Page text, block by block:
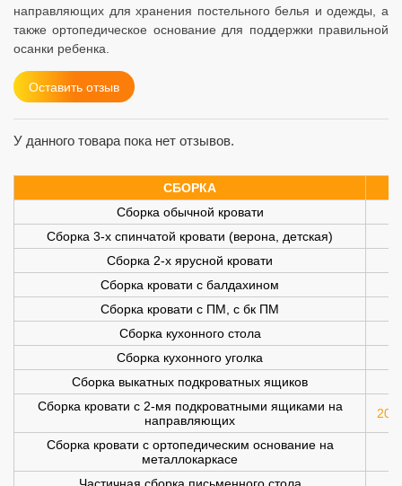
направляющих для хранения постельного белья и одежды, а
также ортопедическое основание для поддержки правильной
осанки ребенка.
Оставить отзыв
У данного товара пока нет отзывов.
СБОРКА
Сборка обычной кровати
Сборка 3-х спинчатой кровати (верона, детская)
Сборка 2-х ярусной кровати
Сборка кровати с балдахином
Сборка кровати с ПМ, с бк ПМ
Сборка кухонного стола
Сборка кухонного уголка
Сборка выкатных подкроватных ящиков
Сборка кровати с 2-мя подкроватными ящиками на
направляющих
200
Сборка кровати с ортопедическим основание на
металлокаркасе
Частичная сборка письменного стола